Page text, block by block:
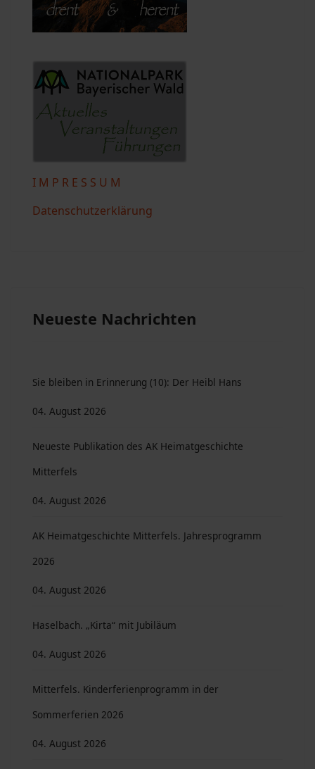
I M P R E S S U M
Datenschutzerklärung
Neueste Nachrichten
Sie bleiben in Erinnerung (10): Der Heibl Hans
04. August 2026
Neueste Publikation des AK Heimatgeschichte
Mitterfels
04. August 2026
AK Heimatgeschichte Mitterfels. Jahresprogramm
2026
04. August 2026
Haselbach. „Kirta“ mit Jubiläum
04. August 2026
Mitterfels. Kinderferienprogramm in der
Sommerferien 2026
04. August 2026